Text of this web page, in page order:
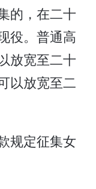
的，在二十
役。普通高
放宽至二十
以放宽至二
规定征集女